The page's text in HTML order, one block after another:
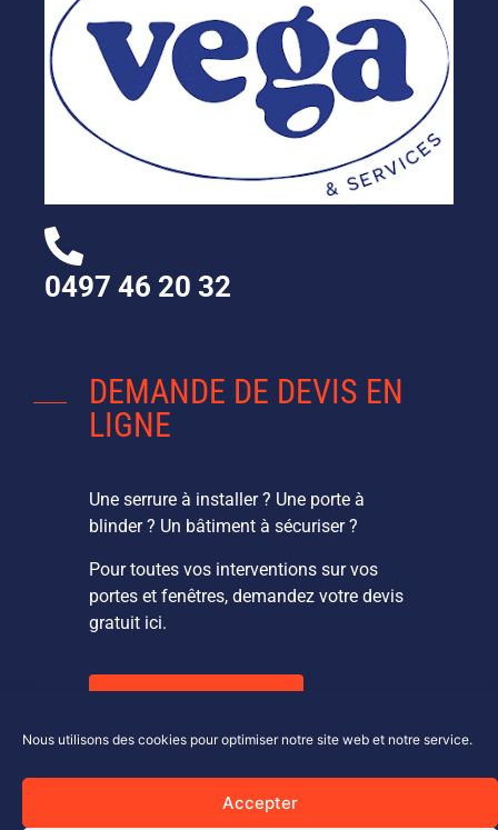
Nous utilisons des cookies pour optimiser notre site web et notre service.
Accepter
0497 46 20 32
DEMANDE DE DEVIS EN
LIGNE
Une serrure à installer ? Une porte à
blinder ? Un bâtiment à sécuriser ?
Pour toutes vos interventions sur vos
portes et fenêtres, demandez votre devis
gratuit ici.